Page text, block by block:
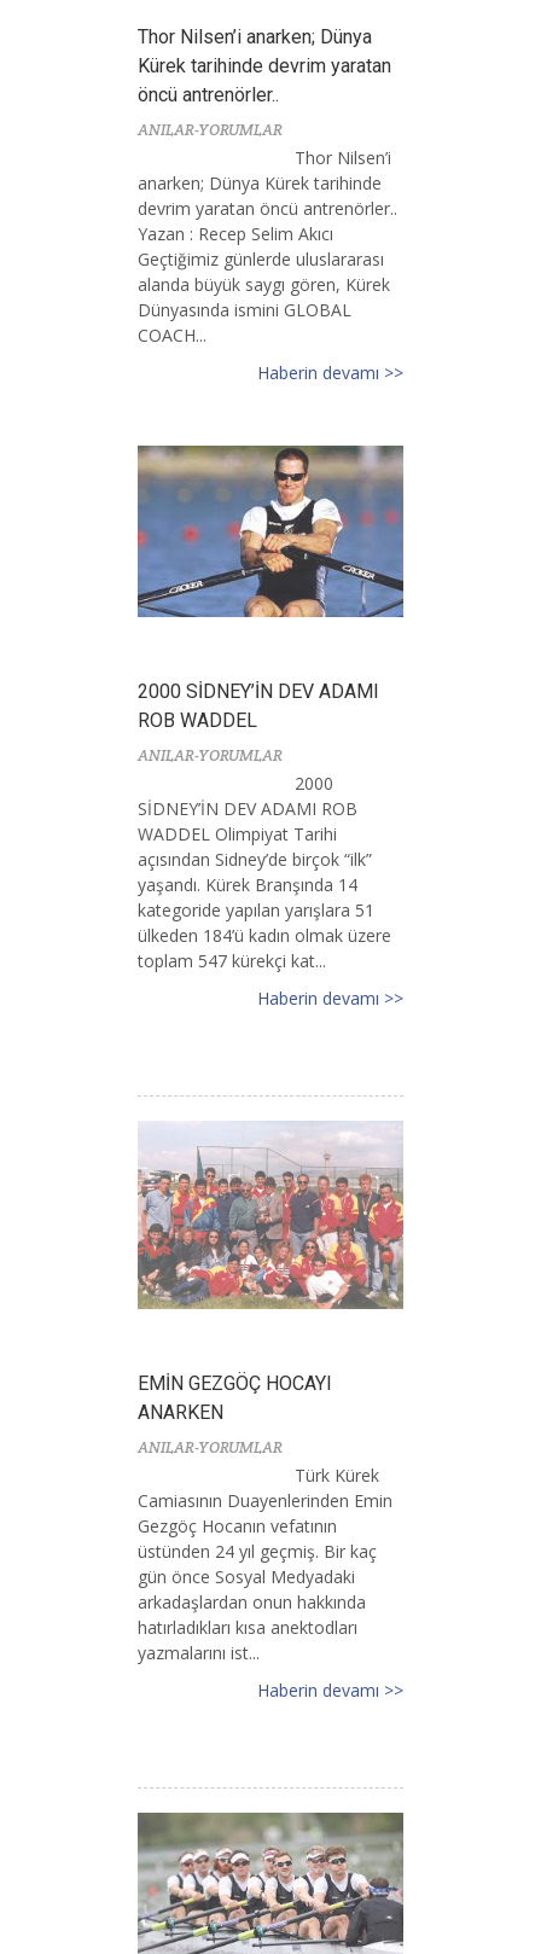
Thor Nilsen’i anarken; Dünya
Kürek tarihinde devrim yaratan
öncü antrenörler..
ANILAR-YORUMLAR
Thor Nilsen’i
anarken; Dünya Kürek tarihinde
devrim yaratan öncü antrenörler..
Yazan : Recep Selim Akıcı
Geçtiğimiz günlerde uluslararası
alanda büyük saygı gören, Kürek
Dünyasında ismini GLOBAL
COACH...
Haberin devamı >>
2000 SİDNEY’İN DEV ADAMI
ROB WADDEL
ANILAR-YORUMLAR
2000
SİDNEY’İN DEV ADAMI ROB
WADDEL Olimpiyat Tarihi
açısından Sidney’de birçok “ilk”
yaşandı. Kürek Branşında 14
kategoride yapılan yarışlara 51
ülkeden 184’ü kadın olmak üzere
toplam 547 kürekçi kat...
Haberin devamı >>
EMİN GEZGÖÇ HOCAYI
ANARKEN
ANILAR-YORUMLAR
Türk Kürek
Camiasının Duayenlerinden Emin
Gezgöç Hocanın vefatının
üstünden 24 yıl geçmiş. Bir kaç
gün önce Sosyal Medyadaki
arkadaşlardan onun hakkında
hatırladıkları kısa anektodları
yazmalarını ist...
Haberin devamı >>